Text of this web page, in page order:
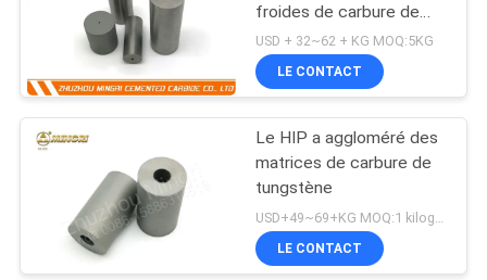
froides de carbure de
carte de travail + de Co
USD + 32~62 + KG MOQ:5KG
LE CONTACT
Le HIP a aggloméré des
matrices de carbure de
tungstène
USD+49~69+KG MOQ:1 kilogramme
LE CONTACT